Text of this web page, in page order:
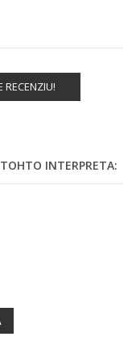
RECENZIU!
INTERPRETA: